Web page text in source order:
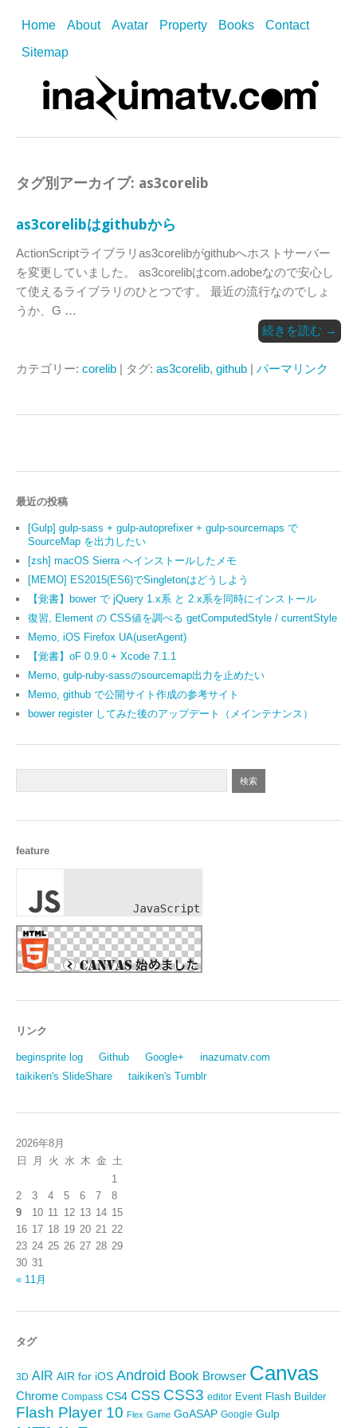
Home About Avatar Property Books
Contact
Sitemap
タグ別アーカイブ: as3corelib
as3corelibはgithubから
ActionScriptライブラリas3corelibがgithubへホストサーバー
を変更していました。 as3corelibはcom.adobeなので安心し
て使えるライブラリのひとつです。 最近の流行なのでしょ
うか、G …
続きを読む →
カテゴリー: corelib | タグ: as3corelib, github | パーマリンク
最近の投稿
[Gulp] gulp-sass + gulp-autoprefixer + gulp-sourcemaps で
SourceMap を出力したい
[zsh] macOS Sierra へインストールしたメモ
[MEMO] ES2015(ES6)でSingletonはどうしよう
【覚書】bower で jQuery 1.x系 と 2.x系を同時にインストール
復習, Element の CSS値を調べる getComputedStyle / currentStyle
Memo, iOS Firefox UA(userAgent)
【覚書】oF 0.9.0 + Xcode 7.1.1
Memo, gulp-ruby-sassのsourcemap出力を止めたい
Memo, github で公開サイト作成の参考サイト
bower register してみた後のアップデート（メインテナンス）
feature
リンク
beginsprite log Github Google+
inazumatv.com
taikiken's SlideShare
taikiken's Tumblr
2026年8月
日
月 火 水 木 金 土
1
2
3 4 5 6 7
8
9
10 11 12 13 14 15
16 17 18 19 20 21 22
23 24 25 26 27 28 29
30 31
« 11月
タグ
3D AIR AIR for iOS Android Book Browser Canvas
Chrome Compass CS4 CSS CSS3 editor Event Flash Builder
Flash Player 10 Flex Game GoASAP Google Gulp